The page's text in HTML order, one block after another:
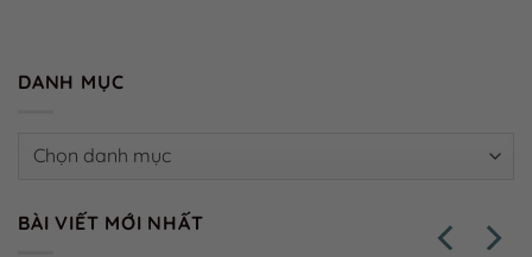
DANH MỤC
Danh
BÀI VIẾT MỚI NHẤT